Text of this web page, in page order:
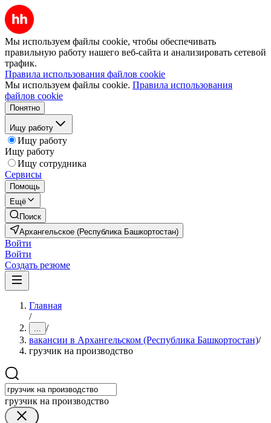
Мы используем файлы cookie, чтобы обеспечивать
правильную работу нашего веб-сайта и анализировать сетевой
трафик.
Правила использования файлов cookie
Мы используем файлы cookie. Правила использования
файлов cookie
Понятно
Ищу работу
Ищу работу
Ищу работу
Ищу сотрудника
Сервисы
Помощь
Ещё
Поиск
Архангельское (Республика Башкортостан)
Войти
Войти
Создать резюме
Главная
/
... /
вакансии в Архангельском (Республика Башкортостан)/
грузчик на производство
грузчик на производство